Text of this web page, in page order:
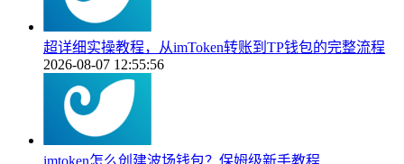
超详细实操教程，从imToken转账到TP钱包的完整流程
2026-08-07 12:55:56
imtoken怎么创建波场钱包？保姆级新手教程